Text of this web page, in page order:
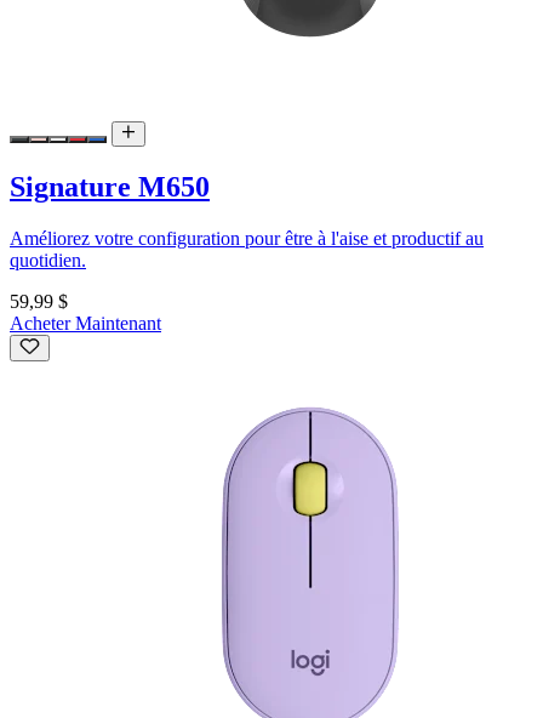
Signature M650
Améliorez votre configuration pour être à l'aise et productif au
quotidien.
59,99 $
Acheter Maintenant